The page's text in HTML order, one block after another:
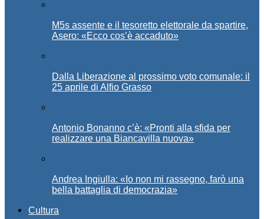
M5s assente e il tesoretto elettorale da spartire,
Asero: «Ecco cos’è accaduto»
Dalla Liberazione al prossimo voto comunale: il
25 aprile di Alfio Grasso
Antonio Bonanno c’è: «Pronti alla sfida per
realizzare una Biancavilla nuova»
Andrea Ingiulla: «Io non mi rassegno, farò una
bella battaglia di democrazia»
Cultura